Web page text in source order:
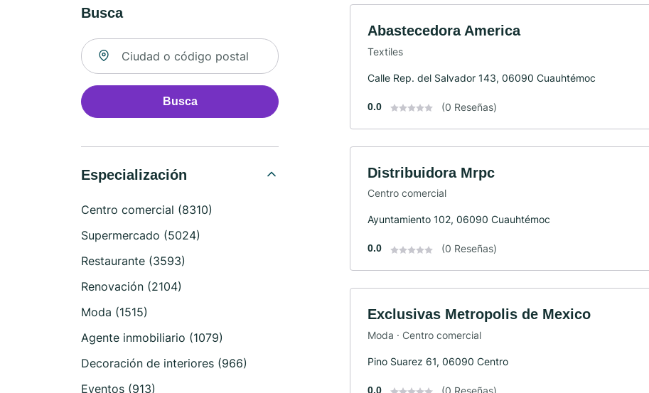
Busca
Buscar ubicación
Busca
Especialización
Centro comercial (8310)
Supermercado (5024)
Restaurante (3593)
Renovación (2104)
Moda (1515)
Agente inmobiliario (1079)
Decoración de interiores (966)
Eventos (913)
Abastecedora America
Textiles
Calle Rep. del Salvador 143, 06090 Cuauhtémoc
0.0 (0 Reseñas)
Distribuidora Mrpc
Centro comercial
Ayuntamiento 102, 06090 Cuauhtémoc
0.0 (0 Reseñas)
Exclusivas Metropolis de Mexico
Moda · Centro comercial
Pino Suarez 61, 06090 Centro
0.0 (0 Reseñas)